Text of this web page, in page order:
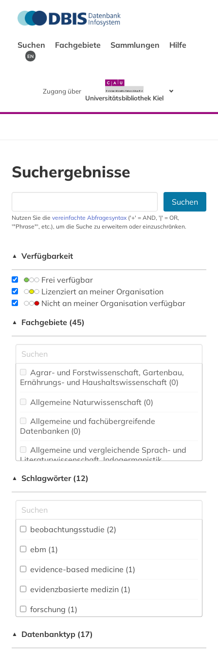
Suchen Fachgebiete Sammlungen Hilfe
EN
Zugang über
Universitätsbibliothek Kiel
Suchergebnisse
Suchen
Nutzen Sie die vereinfachte Abfragesyntax ('+' = AND, '|' = OR,
'"Phrase"', etc.), um die Suche zu erweitern oder einzuschränken.
▲ Verfügbarkeit
Frei verfügbar
Lizenziert an meiner Organisation
Nicht an meiner Organisation verfügbar
▲ Fachgebiete (45)
Ernährungs- und Haushaltswissenschaft (0)
Allgemeine Naturwissenschaft (0)
Datenbanken (0)
Literaturwissenschaft. Indogermanistik.
Anglistik. Amerikanistik (0)
Informationswissenschaft (0)
(0)
▲ Schlagwörter (12)
beobachtungsstudie (2)
ebm (1)
evidence-based medicine (1)
evidenzbasierte medizin (1)
forschung (1)
homöopathie (1)
klinisches experiment (1)
▲ Datenbanktyp (17)